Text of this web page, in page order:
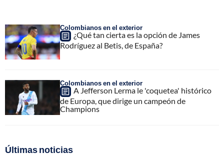
Colombianos en el exterior
¿Qué tan cierta es la opción de James
Rodríguez al Betis, de España?
Colombianos en el exterior
A Jefferson Lerma le 'coquetea' histórico
de Europa, que dirige un campeón de
Champions
Últimas noticias